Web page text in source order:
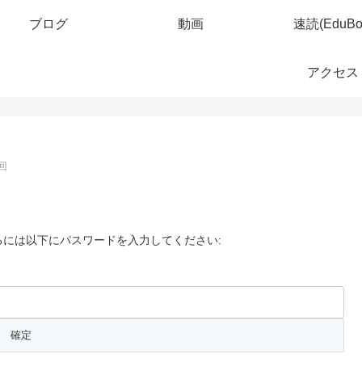
ブログ 動画 速読
アクセス
は以下にパスワードを入力してください: